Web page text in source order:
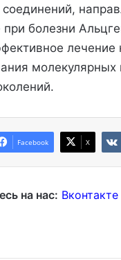
болезни
Facebook X
на нас: Вконтакте